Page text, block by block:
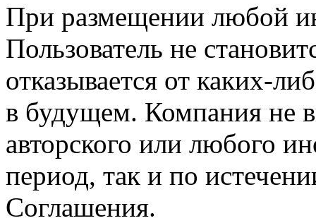
При размещении любой
Пользователь не
отказывается от каких-
в будущем. Компания не
авторского или любого
период, так и по
Соглашения.